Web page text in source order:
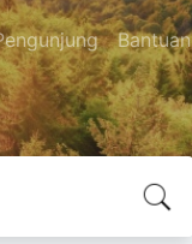
Bantuan